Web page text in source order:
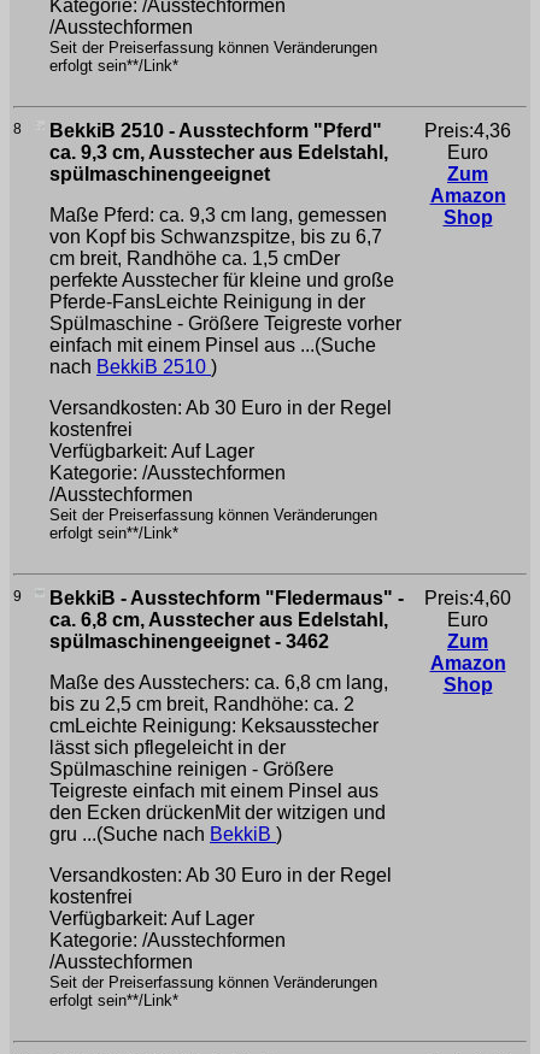
Kategorie: /Ausstechformen
/Ausstechformen
Seit der Preiserfassung können Veränderungen
erfolgt sein**/Link*
8
BekkiB 2510 - Ausstechform "Pferd"
ca. 9,3 cm, Ausstecher aus Edelstahl,
spülmaschinengeeignet
Maße Pferd: ca. 9,3 cm lang, gemessen
von Kopf bis Schwanzspitze, bis zu 6,7
cm breit, Randhöhe ca. 1,5 cmDer
perfekte Ausstecher für kleine und große
Pferde-FansLeichte Reinigung in der
Spülmaschine - Größere Teigreste vorher
einfach mit einem Pinsel aus ...(Suche
nach BekkiB 2510 )
Versandkosten: Ab 30 Euro in der Regel
kostenfrei
Verfügbarkeit: Auf Lager
Kategorie: /Ausstechformen
/Ausstechformen
Seit der Preiserfassung können Veränderungen
erfolgt sein**/Link*
Preis:4,36
Euro
Zum
Amazon
Shop
9
BekkiB - Ausstechform "Fledermaus" -
ca. 6,8 cm, Ausstecher aus Edelstahl,
spülmaschinengeeignet - 3462
Maße des Ausstechers: ca. 6,8 cm lang,
bis zu 2,5 cm breit, Randhöhe: ca. 2
cmLeichte Reinigung: Keksausstecher
lässt sich pflegeleicht in der
Spülmaschine reinigen - Größere
Teigreste einfach mit einem Pinsel aus
den Ecken drückenMit der witzigen und
gru ...(Suche nach BekkiB )
Versandkosten: Ab 30 Euro in der Regel
kostenfrei
Verfügbarkeit: Auf Lager
Kategorie: /Ausstechformen
/Ausstechformen
Seit der Preiserfassung können Veränderungen
erfolgt sein**/Link*
Preis:4,60
Euro
Zum
Amazon
Shop